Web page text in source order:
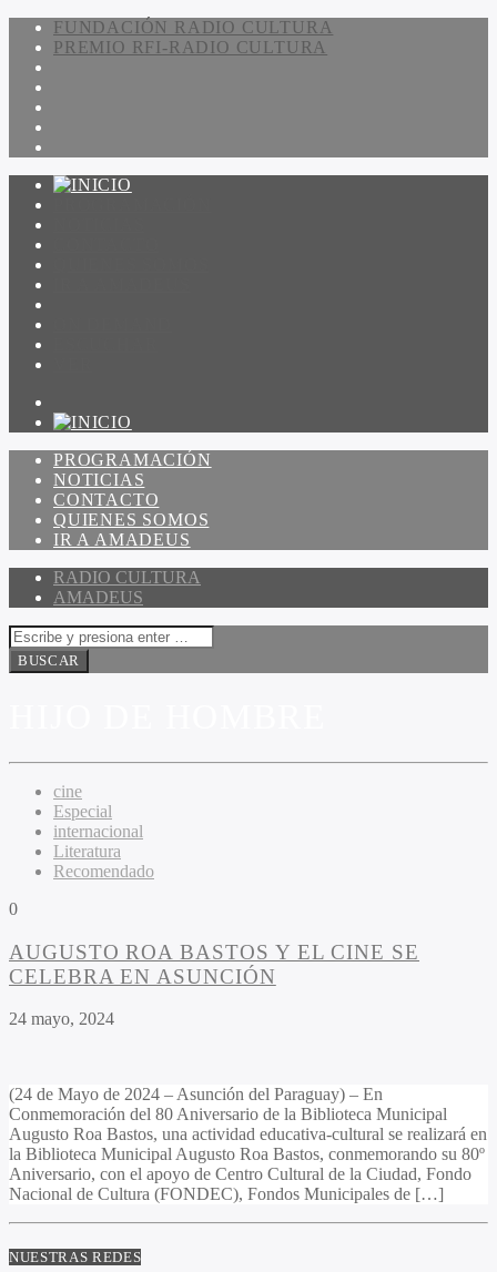
FUNDACIÓN RADIO CULTURA
PREMIO RFI-RADIO CULTURA
PROGRAMACIÓN
NOTICIAS
CONTACTO
QUIENES SOMOS
IR A AMADEUS
RADIO CULTURA
AMADEUS
cine
Especial
internacional
Literatura
Recomendado
0
AUGUSTO ROA BASTOS Y EL CINE SE
CELEBRA EN ASUNCIÓN
24 mayo, 2024
(24 de Mayo de 2024 – Asunción del Paraguay) – En
Conmemoración del 80 Aniversario de la Biblioteca Municipal
Augusto Roa Bastos, una actividad educativa-cultural se realizará en
la Biblioteca Municipal Augusto Roa Bastos, conmemorando su 80º
Aniversario, con el apoyo de Centro Cultural de la Ciudad, Fondo
Nacional de Cultura (FONDEC), Fondos Municipales de […]
NUESTRAS REDES